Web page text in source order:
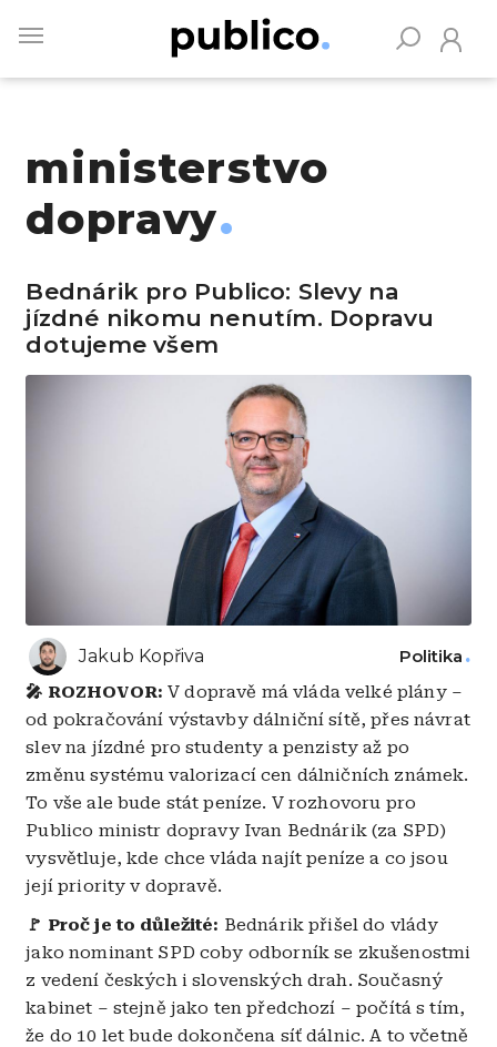
main
ministerstvo
dopravy
Bednárik pro Publico: Slevy na
jízdné nikomu nenutím. Dopravu
dotujeme všem
Jakub Kopřiva Politika
🎤 ROZHOVOR: V dopravě má vláda velké plány –
od pokračování výstavby dálniční sítě, přes návrat
slev na jízdné pro studenty a penzisty až po
změnu systému valorizací cen dálničních známek.
To vše ale bude stát peníze. V rozhovoru pro
Publico ministr dopravy Ivan Bednárik (za SPD)
vysvětluje, kde chce vláda najít peníze a co jsou
její priority v dopravě.
🚩 Proč je to důležité: Bednárik přišel do vlády
jako nominant SPD coby odborník se zkušenostmi
z vedení českých i slovenských drah. Současný
kabinet – stejně jako ten předchozí – počítá s tím,
že do 10 let bude dokončena síť dálnic. A to včetně
Vyhledávejte na Publiku